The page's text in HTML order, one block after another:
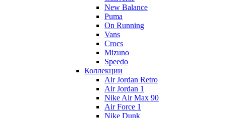
New Balance
Puma
On Running
Vans
Crocs
Mizuno
Speedo
Коллекции
Air Jordan Retro
Air Jordan 1
Nike Air Max 90
Air Force 1
Nike Dunk